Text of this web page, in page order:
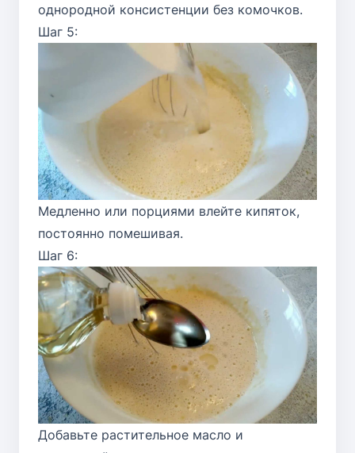
однородной консистенции без комочков.
Шаг 5:
Медленно или порциями влейте кипяток,
постоянно помешивая.
Шаг 6:
Добавьте растительное масло и